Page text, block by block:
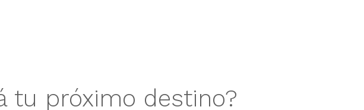
tu próximo destino?